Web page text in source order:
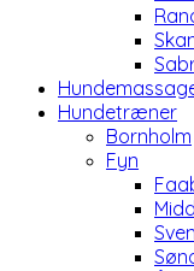
Hundetræner
Bornholm
Fyn